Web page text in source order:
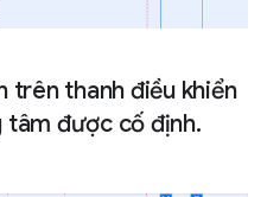
trên thanh điều khiển
tâm được cố định.